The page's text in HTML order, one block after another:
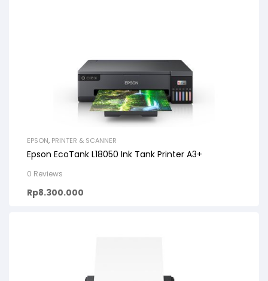
EPSON, PRINTER & SCANNER
Epson EcoTank L18050 Ink Tank Printer A3+
0 Reviews
Rp8.300.000